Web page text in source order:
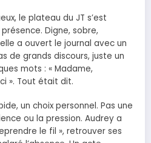
le plateau du JT s’est
Digne, sobre,
a ouvert le journal avec un
de grands discours, juste un
mots : « Madame,
». Tout était dit.
un choix personnel. Pas une
ou la pression. Audrey a
le fil », retrouver ses